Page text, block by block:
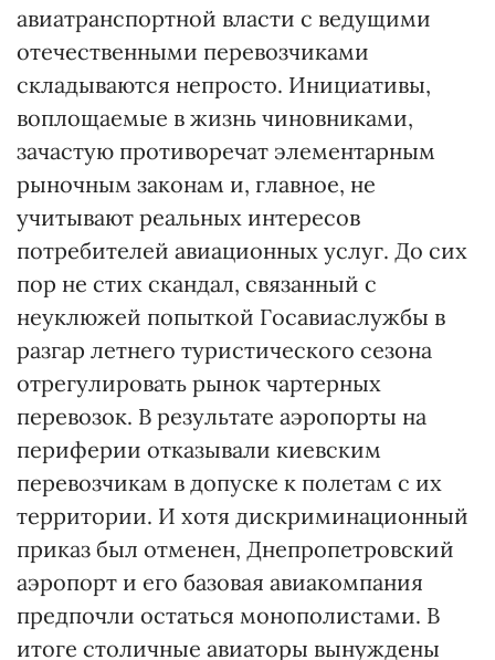
авиатранспортной власти с ведущими
отечественными перевозчиками
складываются непросто. Инициативы,
воплощаемые в жизнь чиновниками,
зачастую противоречат элементарным
рыночным законам и, главное, не
учитывают реальных интересов
потребителей авиационных услуг. До сих
пор не стих скандал, связанный с
неуклюжей попыткой Госавиаслужбы в
разгар летнего туристического сезона
отрегулировать рынок чартерных
перевозок. В результате аэропорты на
периферии отказывали киевским
перевозчикам в допуске к полетам с их
территории. И хотя дискриминационный
приказ был отменен, Днепропетровский
аэропорт и его базовая авиакомпания
предпочли остаться монополистами. В
итоге столичные авиаторы вынуждены